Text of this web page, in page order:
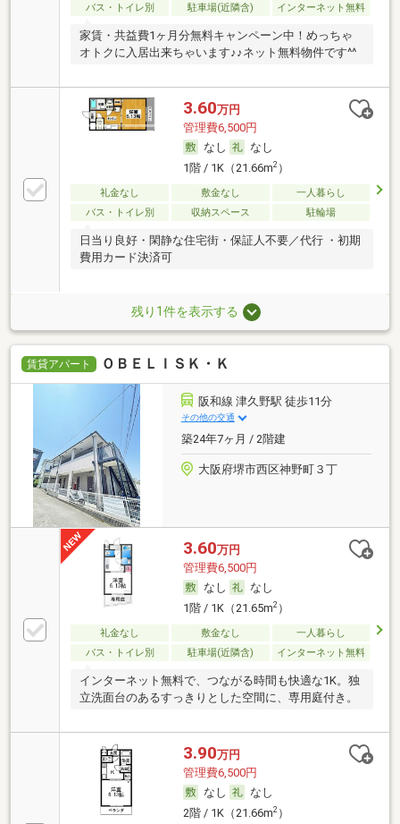
バス・トイレ別
駐車場(近隣含) インターネット無料
家賃・共益費1ヶ月分無料キャンペーン中！めっちゃ
オトクに入居出来ちゃいます♪♪ネット無料物件です^^
3.60万円
管理費6,500円
なし
なし
1階 / 1K（21.66m2）
礼金なし 敷金なし
一人暮らし
バス・トイレ別
収納スペース 駐輪場
日当り良好・閑静な住宅街・保証人不要／代行 ・初期
費用カード決済可
残り1件を表示する
賃貸アパート ＯＢＥＬＩＳＫ・Ｋ
阪和線 津久野駅 徒歩11分
その他の交通
築24年7ヶ月 / 2階建
大阪府堺市西区神野町３丁
3.60万円
管理費6,500円
なし
なし
1階 / 1K（21.65m2）
礼金なし 敷金なし
一人暮らし
バス・トイレ別
駐車場(近隣含) インターネット無料
インターネット無料で、つながる時間も快適な1K。独
立洗面台のあるすっきりとした空間に、専用庭付き。
3.90万円
管理費6,500円
なし
なし
2階 / 1K（21.66m2）